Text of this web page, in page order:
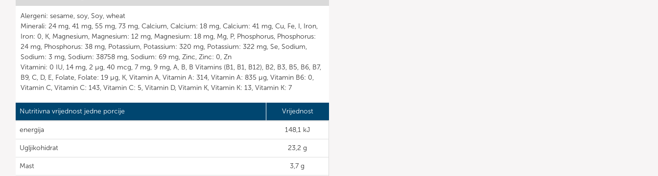
Alergeni: sesame, soy, Soy, wheat
Minerali: 24 mg, 41 mg, 55 mg, 73 mg, Calcium, Calcium: 18 mg, Calcium: 41 mg, Cu, Fe, I, Iron,
Iron: 0, K, Magnesium, Magnesium: 12 mg, Magnesium: 18 mg, Mg, P, Phosphorus, Phosphorus:
24 mg, Phosphorus: 38 mg, Potassium, Potassium: 320 mg, Potassium: 322 mg, Se, Sodium,
Sodium: 3 mg, Sodium: 38758 mg, Sodium: 69 mg, Zinc, Zinc: 0, Zn
Vitamini: 0 IU, 14 mg, 2 µg, 40 mcg, 7 mg, 9 mg, A, B, B Vitamins (B1, B1, B12), B2, B3, B5, B6, B7,
B9, C, D, E, Folate, Folate: 19 µg, K, Vitamin A, Vitamin A: 314, Vitamin A: 835 µg, Vitamin B6: 0,
Vitamin C, Vitamin C: 143, Vitamin C: 5, Vitamin D, Vitamin K, Vitamin K: 13, Vitamin K: 7
Nutritivna vrijednost jedne porcije Vrijednost
energija 148,1 kJ
Ugljikohidrat 23,2 g
Mast 3,7 g